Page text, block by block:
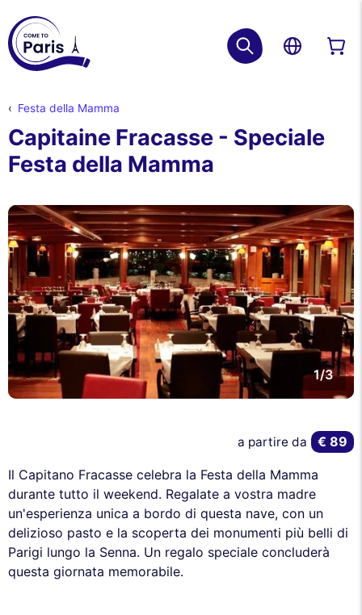
Festa della Mamma
Capitaine Fracasse - Speciale
Festa della Mamma
1/3
Il Capitano Fracasse celebra la Festa della Mamma
durante tutto il weekend. Regalate a vostra madre
un'esperienza unica a bordo di questa nave, con un
delizioso pasto e la scoperta dei monumenti più belli di
Parigi lungo la Senna. Un regalo speciale concluderà
questa giornata memorabile.
a partire da € 89